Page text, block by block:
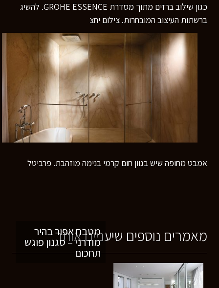
כגון שילוב ברזים מתוך מסדרת GROHE ESSENCE. להשיג
ברשתות העיצוב המובחרות. צילום יחצ
אמבט מחופה שיש בגוון חום קרמי בנימה מוזהבת. פרביטל
מאמרים נוספים שיעניינו אותך
מטבח אפור בהיר
מודרני – סגנון פוגש
תחכום